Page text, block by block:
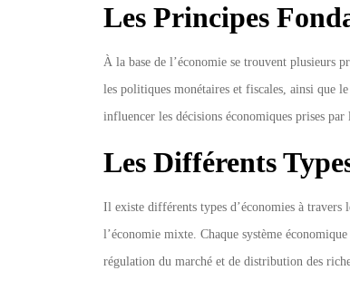
Les Principes
À la base de l’économie se trouvent plusieurs
les politiques monétaires et fiscales, ainsi que
influencer les décisions économiques prises
Les Différents
Il existe différents types d’économies à travers
l’économie mixte. Chaque système
régulation du marché et de distribution des